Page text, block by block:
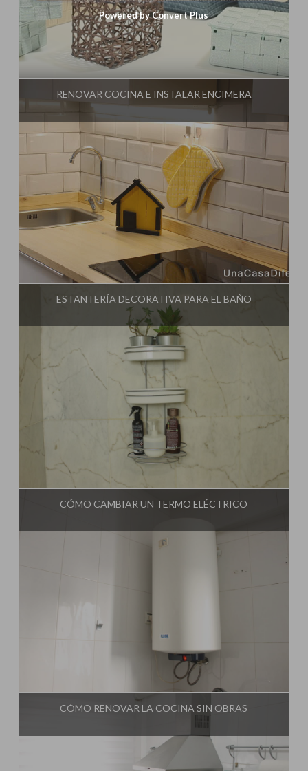
Influencer:Una Casa Diferente
RENOVAR COCINA E INSTALAR ENCIMERA
Influencer: Una Casa Diferente
ESTANTERÍA DECORATIVA PARA EL BAÑO
Influencer: Una Casa Diferente
CÓMO CAMBIAR UN TERMO ELÉCTRICO
Una Casa Diferente
CÓMO RENOVAR LA COCINA SIN OBRAS
Powered by Convert Plus